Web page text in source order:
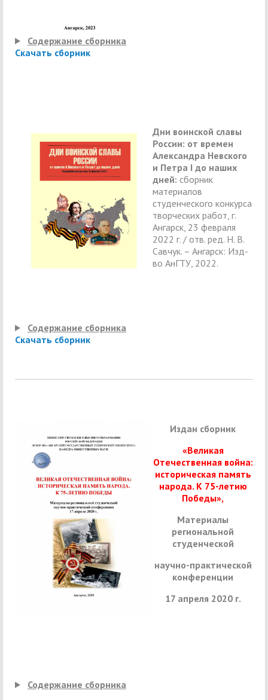
Содержание сборника
Скачать сборник
Дни воинской славы
России: от времен
Александра Невского
и Петра I до наших
дней: сборник
материалов
студенческого конкурса
творческих работ, г.
Ангарск, 23 февраля
2022 г. / отв. ред. Н. В.
Савчук. – Ангарск: Изд-
во АнГТУ, 2022.
Содержание сборника
Скачать сборник
Издан сборник
«Великая
Отечественная война:
историческая память
народа. К 75-летию
Победы»,
Материалы
региональной
студенческой
научно-практической
конференции
17 апреля 2020 г.
Содержание сборника